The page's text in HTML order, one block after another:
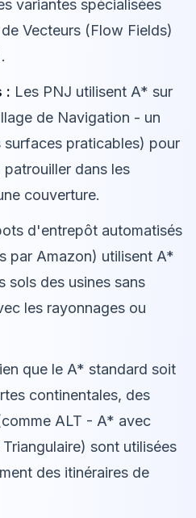
variantes spécialisées
Vecteurs (Flow Fields)
: Les PNJ utilisent A* sur
de Navigation - un
surfaces praticables) pour
patrouiller dans les
couverture.
d'entrepôt automatisés
par Amazon) utilisent A*
sols des usines sans
les rayonnages ou
que le A* standard soit
continentales, des
ALT - A* avec
sont utilisées
des itinéraires de